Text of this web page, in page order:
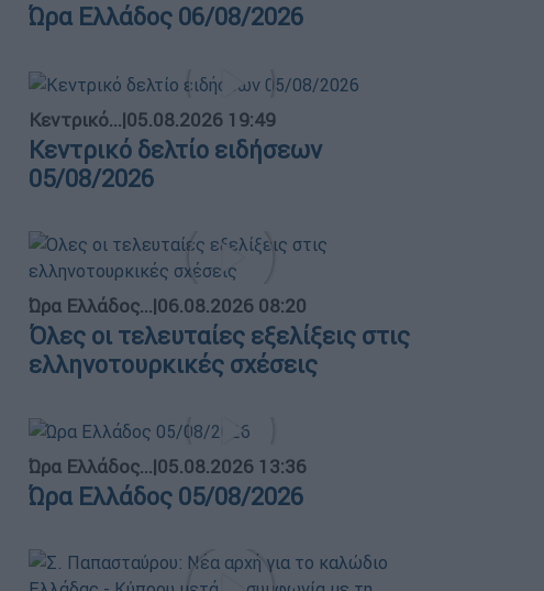
Ώρα Ελλάδος 06/08/2026
Κεντρικό...|05.08.2026 19:49
Κεντρικό δελτίο ειδήσεων
05/08/2026
Ώρα Ελλάδος...|06.08.2026 08:20
Όλες οι τελευταίες εξελίξεις στις
ελληνοτουρκικές σχέσεις
Ώρα Ελλάδος...|05.08.2026 13:36
Ώρα Ελλάδος 05/08/2026